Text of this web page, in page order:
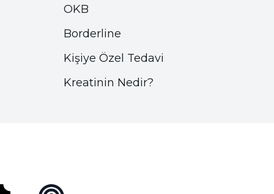
OKB
Borderline
Kişiye Özel Tedavi
Kreatinin Nedir?